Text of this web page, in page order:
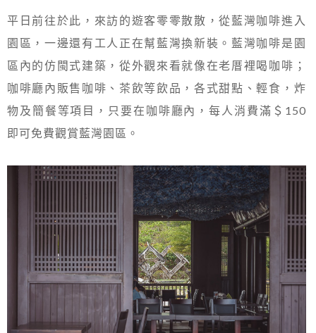
平日前往於此，來訪的遊客零零散散，從藍灣咖啡進入
園區，一邊還有工人正在幫藍灣換新裝。藍灣咖啡是園
區內的仿閩式建築，從外觀來看就像在老厝裡喝咖啡；
咖啡廳內販售咖啡、茶飲等飲品，各式甜點、輕食，炸
物及簡餐等項目，只要在咖啡廳內，每人消費滿＄150
即可免費觀賞藍灣園區。